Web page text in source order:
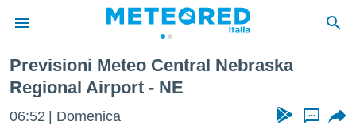
di
Previsioni Meteo Central Nebraska
Regional Airport - NE
06:52 Domenica ...